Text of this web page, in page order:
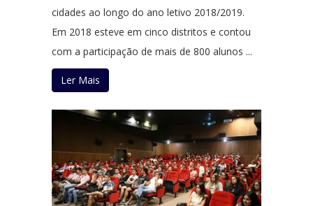
cidades ao longo do ano letivo 2018/2019.
Em 2018 esteve em cinco distritos e contou
com a participação de mais de 800 alunos ...
Ler Mais